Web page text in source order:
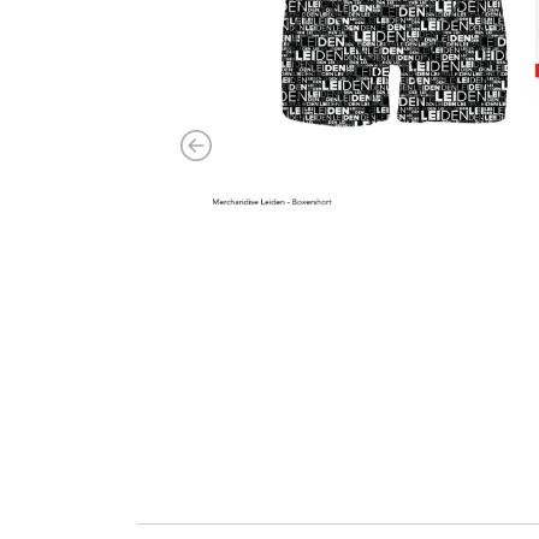
Previous